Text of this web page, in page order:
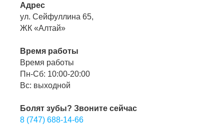
Адрес
ул. Сейфуллина 65,
ЖК «Алтай»
Время работы
Время работы
Пн-Сб: 10:00-20:00
Вс: выходной
Болят зубы? Звоните сейчас
8 (747) 688-14-66